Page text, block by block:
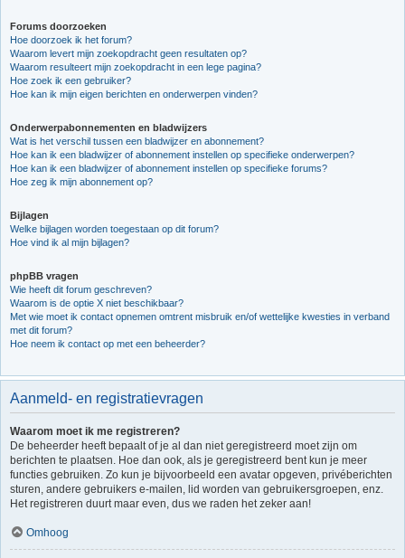
Forums doorzoeken
Hoe doorzoek ik het forum?
Waarom levert mijn zoekopdracht geen resultaten op?
Waarom resulteert mijn zoekopdracht in een lege pagina?
Hoe zoek ik een gebruiker?
Hoe kan ik mijn eigen berichten en onderwerpen vinden?
Onderwerpabonnementen en bladwijzers
Wat is het verschil tussen een bladwijzer en abonnement?
Hoe kan ik een bladwijzer of abonnement instellen op specifieke onderwerpen?
Hoe kan ik een bladwijzer of abonnement instellen op specifieke forums?
Hoe zeg ik mijn abonnement op?
Bijlagen
Welke bijlagen worden toegestaan op dit forum?
Hoe vind ik al mijn bijlagen?
phpBB vragen
Wie heeft dit forum geschreven?
Waarom is de optie X niet beschikbaar?
Met wie moet ik contact opnemen omtrent misbruik en/of wettelijke kwesties in verband
met dit forum?
Hoe neem ik contact op met een beheerder?
Aanmeld- en registratievragen
Waarom moet ik me registreren?
De beheerder heeft bepaalt of je al dan niet geregistreerd moet zijn om
berichten te plaatsen. Hoe dan ook, als je geregistreerd bent kun je meer
functies gebruiken. Zo kun je bijvoorbeeld een avatar opgeven, privéberichten
sturen, andere gebruikers e-mailen, lid worden van gebruikersgroepen, enz.
Het registreren duurt maar even, dus we raden het zeker aan!
Omhoog